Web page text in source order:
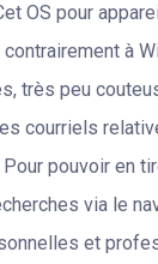
OS pour
à
très peu
courriels
pouvoir en
via le
et